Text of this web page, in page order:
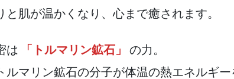
と肌が温かくなり、心まで癒されます。
は 「トルマリン鉱石」
の力。
ルマリン鉱石の分子が体温の熱エネルギー